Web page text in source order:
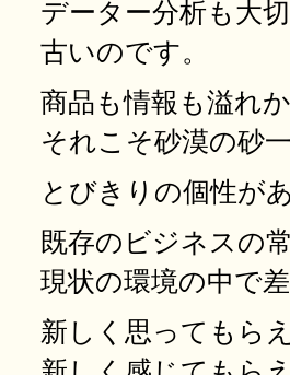
データー分析も大
古いのです。
商品も情報も溢れ
それこそ砂漠の砂
とびきりの個性が
既存のビジネスの
現状の環境の中で
新しく思ってもら